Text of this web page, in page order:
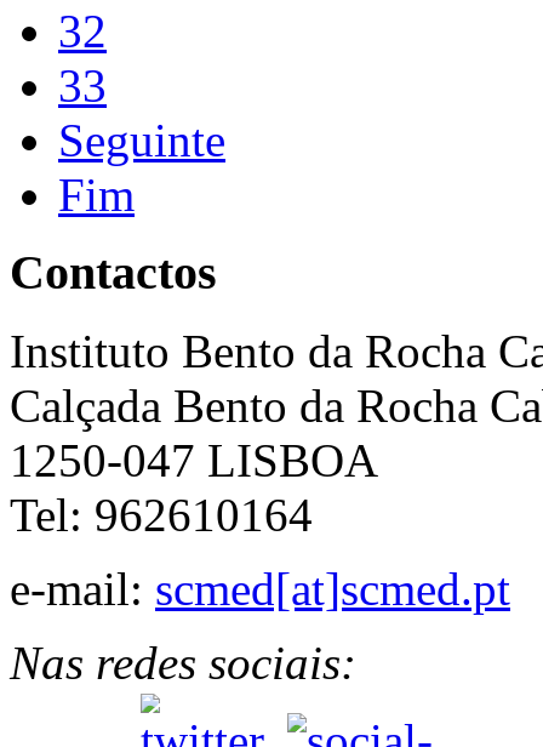
32
33
Seguinte
Fim
Contactos
Instituto Bento da Rocha
Calçada Bento da Rocha
1250-047 LISBOA
Tel: 962610164
e-mail: scmed[at]scmed.pt
Nas redes sociais: